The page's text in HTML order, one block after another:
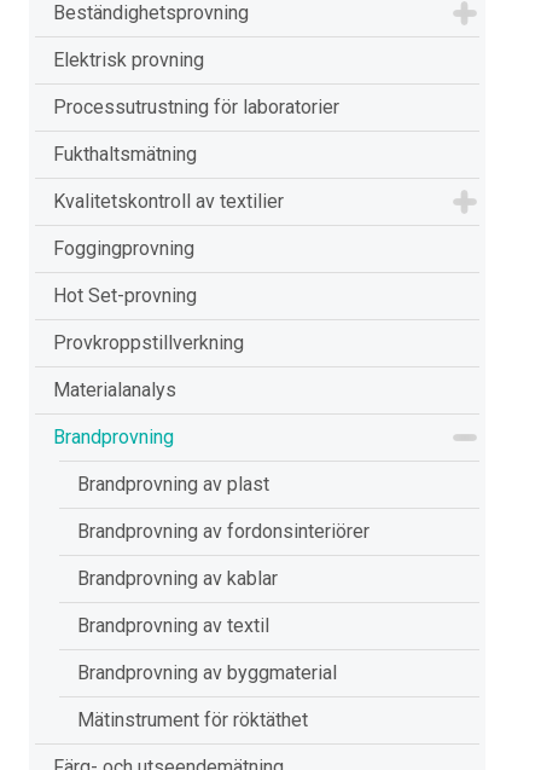
Beständighetsprovning
Elektrisk provning
Processutrustning för laboratorier
Fukthaltsmätning
Kvalitetskontroll av textilier
Foggingprovning
Hot Set-provning
Provkroppstillverkning
Materialanalys
Brandprovning
Brandprovning av plast
Brandprovning av fordonsinteriörer
Brandprovning av kablar
Brandprovning av textil
Brandprovning av byggmaterial
Mätinstrument för röktäthet